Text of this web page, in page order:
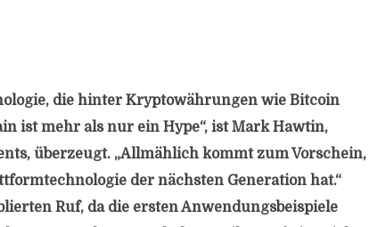
die hinter Kryptowährungen wie Bitcoin
ist mehr als nur ein Hype“, ist Mark Hawtin,
überzeugt. „Allmählich kommt zum Vorschein,
der nächsten Generation hat.“
Ruf, da die ersten Anwendungsbeispiele